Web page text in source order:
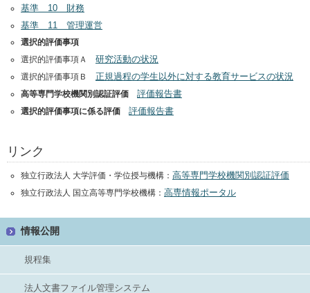
基準 10 財務
基準 11 管理運営
選択的評価事項
選択的評価事項Ａ 研究活動の状況
選択的評価事項Ｂ 正規過程の学生以外に対する教育サービスの状況
高等専門学校機関別認証評価 評価報告書
選択的評価事項に係る評価 評価報告書
リンク
独立行政法人 大学評価・学位授与機構： 高等専門学校機関別認証評価
独立行政法人 国立高等専門学校機構： 高専情報ポータル
情報公開
規程集
法人文書ファイル管理システム